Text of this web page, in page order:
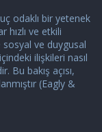
odaklı bir yetenek
hızlı ve etkili
sosyal ve duygusal
ilişkileri nasıl
bakış açısı,
(Eagly &